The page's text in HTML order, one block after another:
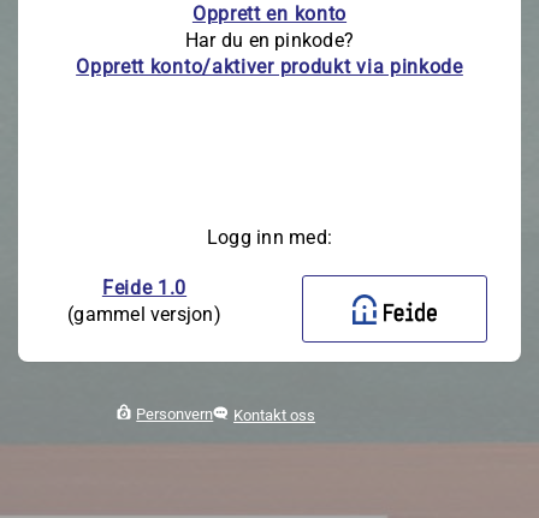
Opprett en konto
Har du en pinkode?
Opprett konto/aktiver produkt via pinkode
Logg inn med:
Feide 1.0
(gammel versjon)
Personvern Kontakt oss